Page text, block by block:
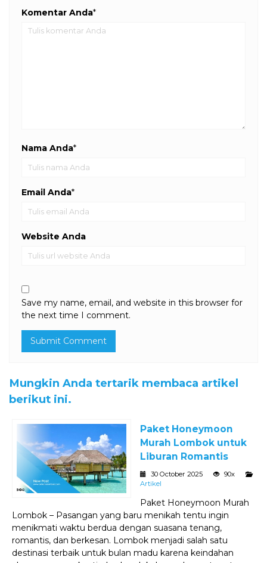
Komentar Anda*
Nama Anda*
Email Anda*
Website Anda
Save my name, email, and website in this browser for
the next time I comment.
Mungkin Anda tertarik membaca artikel
berikut ini.
Paket Honeymoon
Murah Lombok untuk
Liburan Romantis
30 October 2025
90x
Artikel
Paket Honeymoon Murah
Lombok – Pasangan yang baru menikah tentu ingin
menikmati waktu berdua dengan suasana tenang,
romantis, dan berkesan. Lombok menjadi salah satu
destinasi terbaik untuk bulan madu karena keindahan